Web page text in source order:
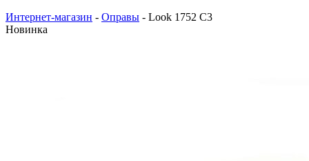
Интернет-магазин - Оправы - Look 1752 С3
Новинка